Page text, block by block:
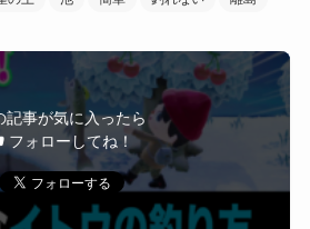
記事が気に入ったら
フォローしてね！